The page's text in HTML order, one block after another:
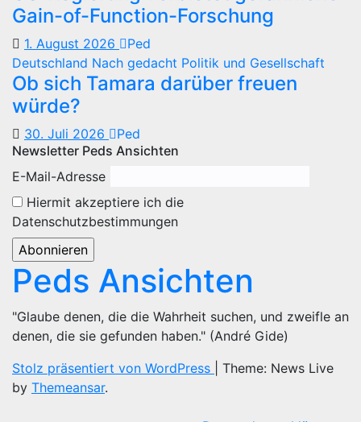
Gain-of-Function-Forschung
1. August 2026
Ped
Deutschland Nach gedacht Politik und Gesellschaft
Ob sich Tamara darüber freuen
würde?
30. Juli 2026
Ped
Newsletter Peds Ansichten
E-Mail-Adresse
Hiermit akzeptiere ich die
Datenschutzbestimmungen
Peds Ansichten
"Glaube denen, die die Wahrheit suchen, und zweifle an
denen, die sie gefunden haben." (André Gide)
Stolz präsentiert von WordPress
Theme: News Live
by Themeansar.